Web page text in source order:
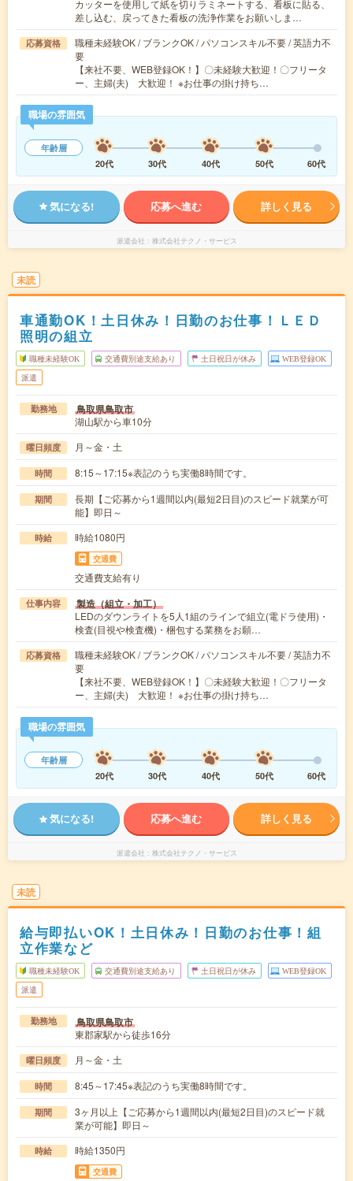
カッターを使用して紙を切りラミネートする、看板に貼る、
差し込む、戻ってきた看板の洗浄作業をお願いしま…
応募資格
職種未経験OK / ブランクOK / パソコンスキル不要 / 英語力不
要
【来社不要、WEB登録OK！】〇未経験大歓迎！〇フリータ
ー、主婦(夫) 大歓迎！ ※お仕事の掛け持ち…
職場の雰囲気
年齢層
20代
30代 40代 50代 60代
気になる! 応募へ進む 詳しく見る
派遣会社 株式会社テクノ・サービス
未読
車通勤OK！土日休み！日勤のお仕事！ＬＥＤ
照明の組立
職種未経験OK 交通費別途支給あり 土日祝日が休み WEB登録OK
派遣
勤務地 鳥取県鳥取市
湖山駅から車10分
曜日頻度 月～金・土
時間 8:15～17:15※表記のうち実働8時間です。
期間
長期【ご応募から1週間以内(最短2日目)のスピード就業が可
能】即日～
時給 時給1080円
交通費
交通費支給有り
仕事内容 製造（組立・加工）
LEDのダウンライトを5人1組のラインで組立(電ドラ使用)・
検査(目視や検査機)・梱包する業務をお願…
応募資格
職種未経験OK / ブランクOK / パソコンスキル不要 / 英語力不
要
【来社不要、WEB登録OK！】〇未経験大歓迎！〇フリータ
ー、主婦(夫) 大歓迎！ ※お仕事の掛け持ち…
職場の雰囲気
年齢層
20代
30代 40代 50代 60代
気になる! 応募へ進む 詳しく見る
派遣会社 株式会社テクノ・サービス
未読
給与即払いOK！土日休み！日勤のお仕事！組
立作業など
職種未経験OK 交通費別途支給あり 土日祝日が休み WEB登録OK
派遣
勤務地 鳥取県鳥取市
東郡家駅から徒歩16分
曜日頻度 月～金・土
時間 8:45～17:45※表記のうち実働8時間です。
期間
3ヶ月以上【ご応募から1週間以内(最短2日目)のスピード就
業が可能】即日～
時給 時給1350円
交通費